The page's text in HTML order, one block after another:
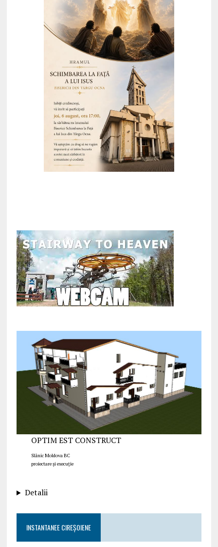
OPTIM EST CONSTRUCT
Slănic Moldova BC
proiectare și execuție
Detalii
INSTANTANEE CIREȘOIENE